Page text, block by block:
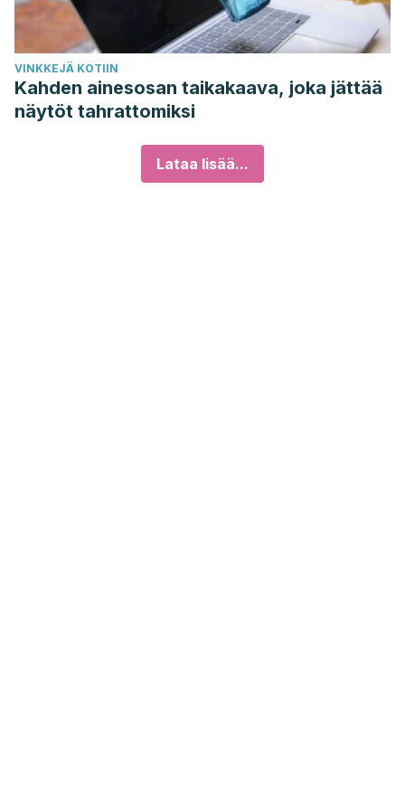
VINKKEJÄ KOTIIN
Kahden ainesosan taikakaava, joka jättää
näytöt tahrattomiksi
Lataa lisää...